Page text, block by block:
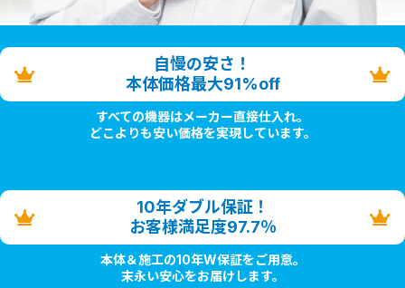
自慢の安さ！
本体価格最大91%off
すべての機器はメーカー直接仕入れ。
どこよりも安い価格を実現しています。
10年ダブル保証！
お客様満足度97.7％
本体＆施工の10年W保証をご用意。
末永い安心をお届けします。